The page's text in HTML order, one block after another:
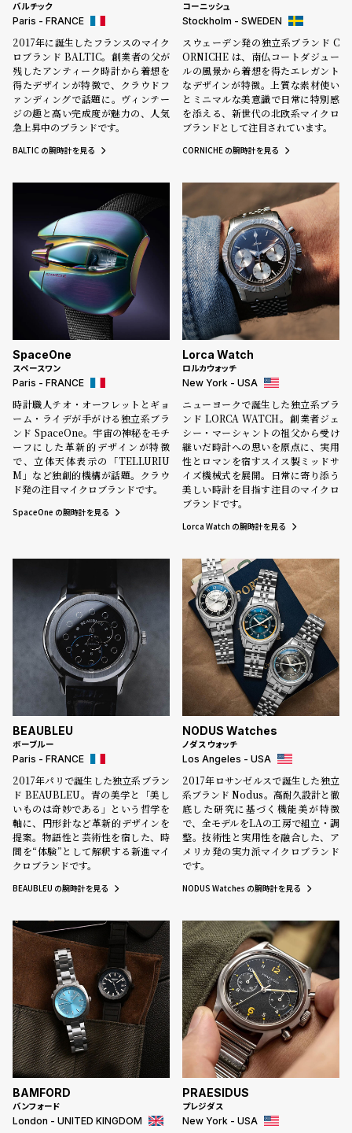
計
証
プ
ラ
ス
印
ー
ビ
ス
あ
い
バルチック
Paris - FRANCE
2017年に誕生したフランスのマイク
ロブランド BALTIC。創業者の父が
残したアンティーク時計から着想を
得たデザインが特徴で、クラウドフ
ァンディングで話題に。ヴィンテー
ジの趣と高い完成度が魅力の、人気
急上昇中のブランドです。
BALTIC の腕時計を見る
コーニッシュ
Stockholm - SWEDEN
スウェーデン発の独立系ブランド C
ORNICHE は、南仏コートダジュー
ルの風景から着想を得たエレガント
なデザインが特徴。上質な素材使い
とミニマルな美意識で日常に特別感
を添える、新世代の北欧系マイクロ
ブランドとして注目されています。
CORNICHE の腕時計を見る
SpaceOne
スペースワン
Paris - FRANCE
時計職人テオ・オーフレットとギョ
ーム・ライデが手がける独立系ブラ
ンド SpaceOne。宇宙の神秘をモチ
ーフにした革新的デザインが特徴
で、立体天体表示の「TELLURIU
M」など独創的機構が話題。クラウ
ド発の注目マイクロブランドです。
SpaceOne の腕時計を見る
Lorca Watch
ロルカウォッチ
New York - USA
ニューヨークで誕生した独立系ブラ
ンド LORCA WATCH。創業者ジェ
シー・マーシャントの祖父から受け
継いだ時計への思いを原点に、実用
性とロマンを宿すスイス製ミッドサ
イズ機械式を展開。日常に寄り添う
美しい時計を目指す注目のマイクロ
ブランドです。
Lorca Watch の腕時計を見る
BEAUBLEU
ボーブルー
Paris - FRANCE
2017年パリで誕生した独立系ブラン
ド BEAUBLEU。青の美学と「美し
いものは奇妙である」という哲学を
軸に、円形針など革新的デザインを
提案。物語性と芸術性を宿した、時
間を“体験”として解釈する新進マイ
クロブランドです。
BEAUBLEU の腕時計を見る
NODUS Watches
ノダス ウォッチ
Los Angeles - USA
2017年ロサンゼルスで誕生した独立
系ブランド Nodus。高耐久設計と徹
底した研究に基づく機能美が特徴
で、全モデルをLAの工房で組立・調
整。技術性と実用性を融合した、ア
メリカ発の実力派マイクロブランド
です。
NODUS Watches の腕時計を見る
BAMFORD
バンフォード
London - UNITED KINGDOM
PRAESIDUS
プレジダス
New York - USA